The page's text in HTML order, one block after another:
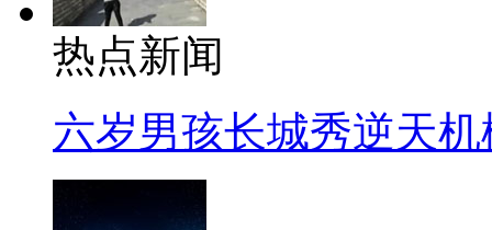
热点新闻
六岁男孩长城秀逆天机